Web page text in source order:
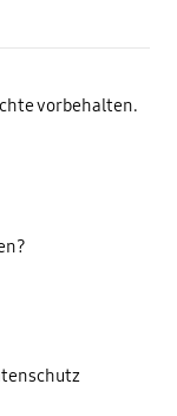
vorbehalten.